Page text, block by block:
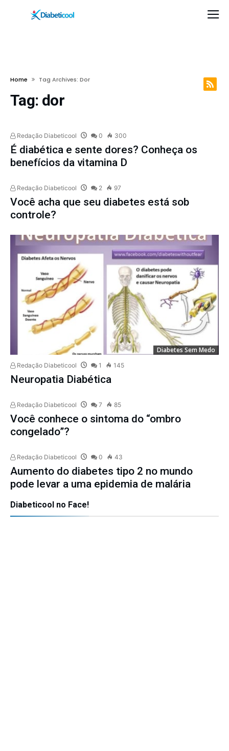
Home Tag Archives: Dor
Tag: dor
Redação Diabeticool 0 300
É diabética e sente dores? Conheça os
benefícios da vitamina D
Redação Diabeticool 2 97
Você acha que seu diabetes está sob
controle?
Diabetes Sem Medo
Redação Diabeticool 1 145
Neuropatia Diabética
Redação Diabeticool 7 85
Você conhece o sintoma do “ombro
congelado”?
Redação Diabeticool 0 43
Aumento do diabetes tipo 2 no mundo
pode levar a uma epidemia de malária
Diabeticool no Face!